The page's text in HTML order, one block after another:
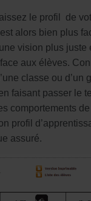
le profil de
alors bien plus
vision plus juste
aux élèves.
classe ou d’un
faisant passer le
comportements
profil
assuré.